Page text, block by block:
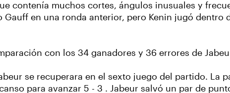
contenía muchos cortes, ángulos inusuales y
en una ronda anterior, pero Kenin jugó dentro
con los 34 ganadores y 36 errores de
se recuperara en el sexto juego del partido. La
para avanzar 5 - 3 . Jabeur salvó un par de